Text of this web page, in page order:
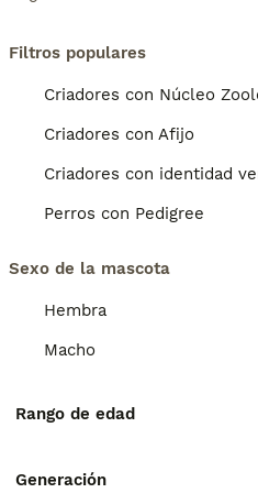
Filtros populares
Criadores con Núcleo
Criadores con Afijo
Criadores con identidad
Perros con Pedigree
Sexo de la mascota
Hembra
Macho
Rango de edad
Generación